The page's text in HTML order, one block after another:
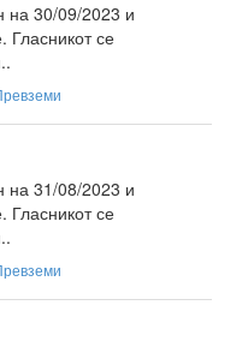
на 30/09/2023 и
се
на 31/08/2023 и
се